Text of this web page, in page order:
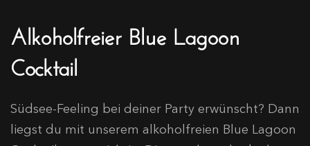
Alkoholfreier Blue Lagoon
Cocktail
Südsee-Feeling bei deiner Party erwünscht? Dann
liegst du mit unserem alkoholfreien Blue Lagoon